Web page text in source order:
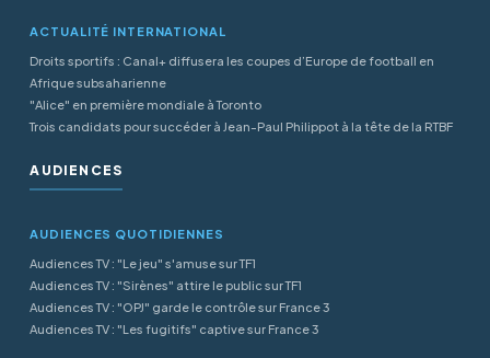
ACTUALITÉ INTERNATIONAL
Droits sportifs : Canal+ diffusera les coupes d’Europe de football en
Afrique subsaharienne
"Alice" en première mondiale à Toronto
Trois candidats pour succéder à Jean-Paul Philippot à la tête de la RTBF
AUDIENCES
AUDIENCES QUOTIDIENNES
Audiences TV : "Le jeu" s'amuse sur TF1
Audiences TV : "Sirènes" attire le public sur TF1
Audiences TV : "OPJ" garde le contrôle sur France 3
Audiences TV : "Les fugitifs" captive sur France 3